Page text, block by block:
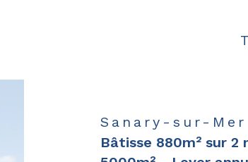
Sanary-sur-Mer
Bâtisse 880m² sur 2